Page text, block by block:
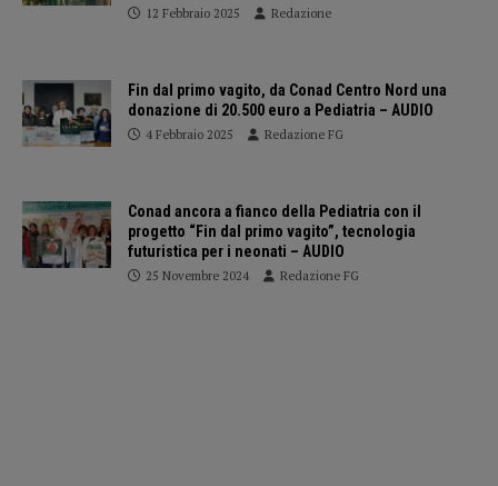
12 Febbraio 2025 Redazione
Fin dal primo vagito, da Conad Centro Nord una
donazione di 20.500 euro a Pediatria – AUDIO
4 Febbraio 2025 Redazione FG
Conad ancora a fianco della Pediatria con il
progetto “Fin dal primo vagito”, tecnologia
futuristica per i neonati – AUDIO
25 Novembre 2024 Redazione FG